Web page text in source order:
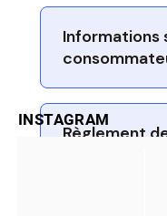
Informations
Règlement
INSTAGRAM